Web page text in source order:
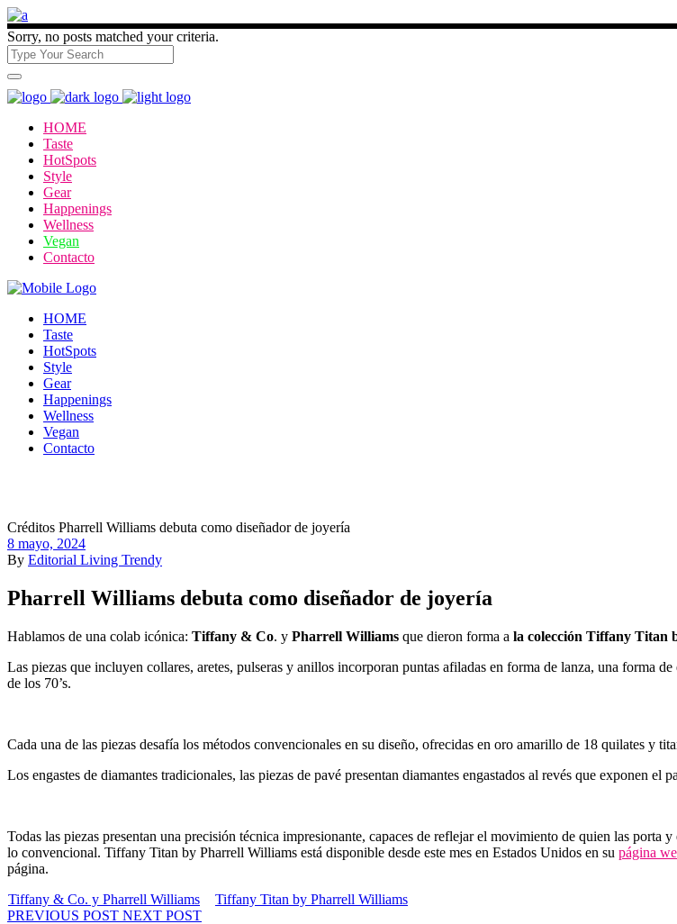
Sorry, no posts matched your criteria.
HOME
Taste
HotSpots
Style
Gear
Happenings
Wellness
Vegan
Contacto
HOME
Taste
HotSpots
Style
Gear
Happenings
Wellness
Vegan
Contacto
Créditos Pharrell Williams debuta como diseñador de joyería
8 mayo, 2024
By Editorial Living Trendy
Pharrell Williams debuta como diseñador de joyería
Hablamos de una colab icónica: Tiffany & Co. y Pharrell Williams que dieron forma a la colección Tiffany Titan
Las piezas que incluyen collares, aretes, pulseras y anillos incorporan puntas afiladas en forma de lanza, una forma
de los 70’s.
Cada una de las piezas desafía los métodos convencionales en su diseño, ofrecidas en oro amarillo de 18 quilates y
Los engastes de diamantes tradicionales, las piezas de pavé presentan diamantes engastados al revés que exponen
Todas las piezas presentan una precisión técnica impresionante, capaces de reflejar el movimiento de quien las
lo convencional. Tiffany Titan by Pharrell Williams está disponible desde este mes en Estados Unidos en su página
página.
Tiffany & Co. y Pharrell Williams
Tiffany Titan by Pharrell Williams
PREVIOUS POST NEXT POST